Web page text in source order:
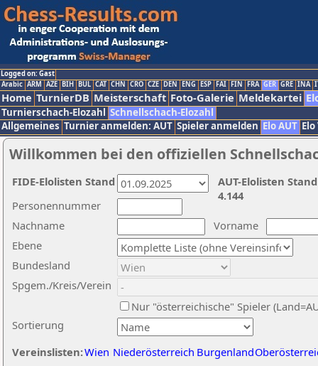
Logged on: Gast
Arabic ARM AZE BIH BUL CAT CHN CRO CZE DEN ENG ESP FAI FIN FRA GER GRE INA
Home TurnierDB Meisterschaft Foto-Galerie Meldekartei
Turnierschach-Elozahl Schnellschach-Elozahl
Allgemeines Turnier anmelden: AUT Spieler anmelden Elo AUT
Willkommen bei den offiziellen
Nachname
Vorname
Ebene
Sortierung
Personennummer
Bundesland
Spgem./Kreis/Verein
Nur "österreichische" Spieler
Vereinslisten:Wien Niederösterreich Burgenland
AUT-Elolisten
4.144
FIDE-Elolisten Stand